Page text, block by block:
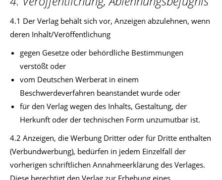
4.1 Der Verlag behält sich vor, Anzeigen abzulehnen, wenn
deren Inhalt/Veröffentlichung
gegen Gesetze oder behördliche Bestimmungen
verstößt oder
vom Deutschen Werberat in einem
Beschwerdeverfahren beanstandet wurde oder
für den Verlag wegen des Inhalts, Gestaltung, der
Herkunft oder der technischen Form unzumutbar ist.
4.2 Anzeigen, die Werbung Dritter oder für Dritte enthalten
(Verbundwerbung), bedürfen in jedem Einzelfall der
vorherigen schriftlichen Annahmeerklärung des Verlages.
Diese berechtigt den Verlag zur Erhebung eines